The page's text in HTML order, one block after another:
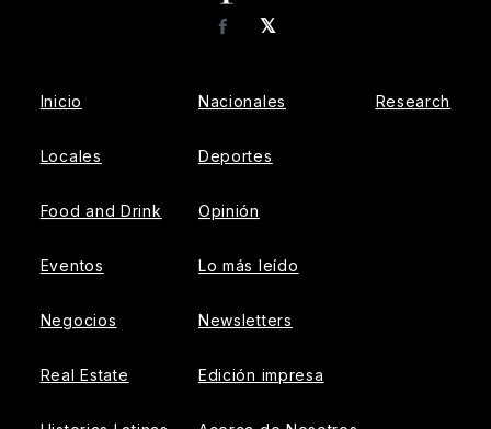
𝕏
Facebook
Inicio
Locales
Food and Drink
Eventos
Negocios
Real Estate
Nacionales
Deportes
Opinión
Lo más leído
Newsletters
Edición impresa
Research